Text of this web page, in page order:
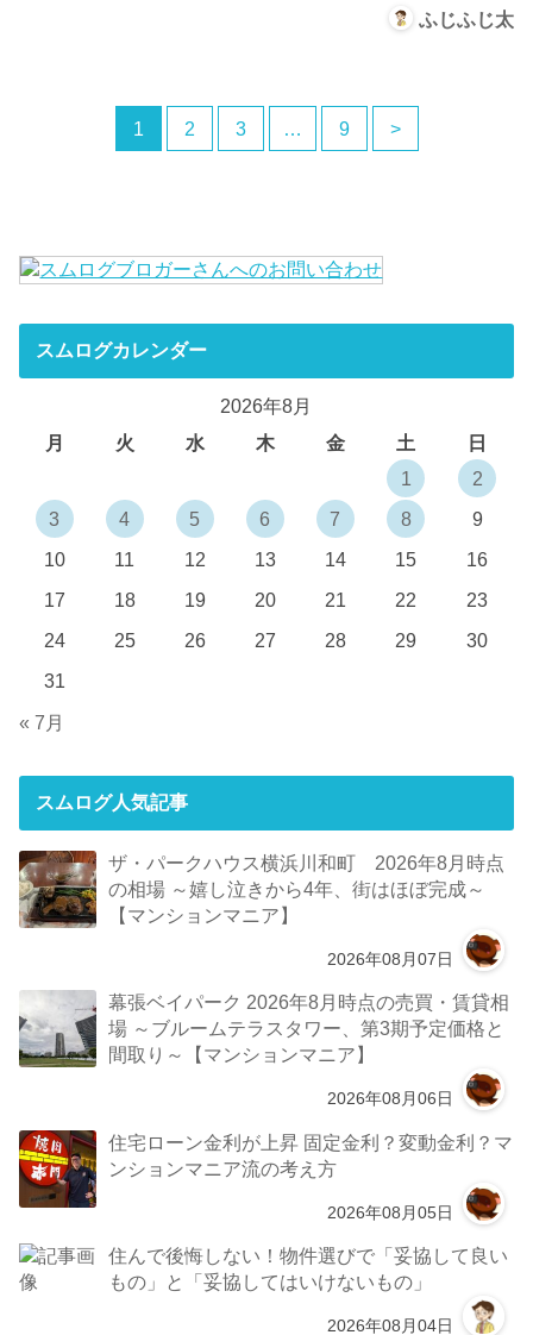
ふじふじ太
1 2 3 … 9 >
スムログカレンダー
2026年8月
月
火 水 木 金 土
日
1
2
3
4 5 6 7 8
9
10
11 12 13 14 15
16
17
18 19 20 21 22
23
24
25 26 27 28 29
30
31
« 7月
スムログ人気記事
ザ・パークハウス横浜川和町 2026年8月時点
の相場 ～嬉し泣きから4年、街はほぼ完成～
【マンションマニア】
2026年08月07日
幕張ベイパーク 2026年8月時点の売買・賃貸相
場 ～ブルームテラスタワー、第3期予定価格と
間取り～【マンションマニア】
2026年08月06日
住宅ローン金利が上昇 固定金利？変動金利？マ
ンションマニア流の考え方
2026年08月05日
住んで後悔しない！物件選びで「妥協して良い
もの」と「妥協してはいけないもの」
2026年08月04日